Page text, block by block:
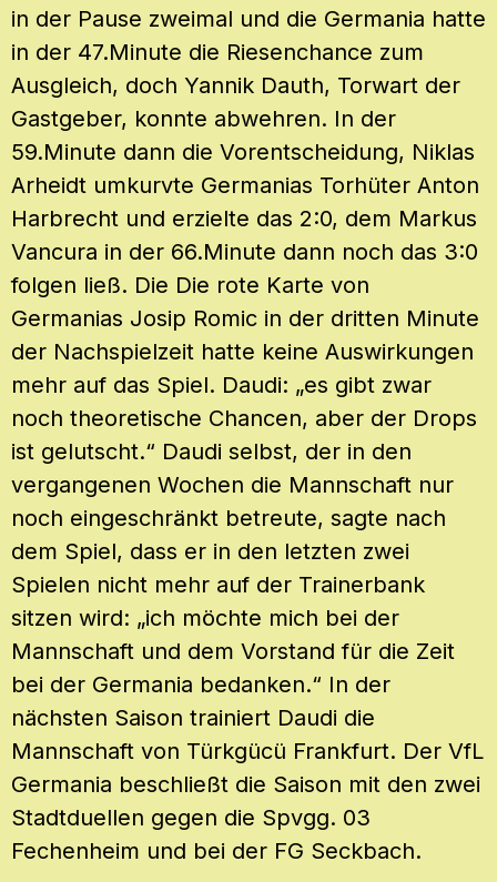
in der Pause zweimal und die Germania hatte
in der 47.Minute die Riesenchance zum
Ausgleich, doch Yannik Dauth, Torwart der
Gastgeber, konnte abwehren. In der
59.Minute dann die Vorentscheidung, Niklas
Arheidt umkurvte Germanias Torhüter Anton
Harbrecht und erzielte das 2:0, dem Markus
Vancura in der 66.Minute dann noch das 3:0
folgen ließ. Die Die rote Karte von
Germanias Josip Romic in der dritten Minute
der Nachspielzeit hatte keine Auswirkungen
mehr auf das Spiel. Daudi: „es gibt zwar
noch theoretische Chancen, aber der Drops
ist gelutscht.“ Daudi selbst, der in den
vergangenen Wochen die Mannschaft nur
noch eingeschränkt betreute, sagte nach
dem Spiel, dass er in den letzten zwei
Spielen nicht mehr auf der Trainerbank
sitzen wird: „ich möchte mich bei der
Mannschaft und dem Vorstand für die Zeit
bei der Germania bedanken.“ In der
nächsten Saison trainiert Daudi die
Mannschaft von Türkgücü Frankfurt. Der VfL
Germania beschließt die Saison mit den zwei
Stadtduellen gegen die Spvgg. 03
Fechenheim und bei der FG Seckbach.